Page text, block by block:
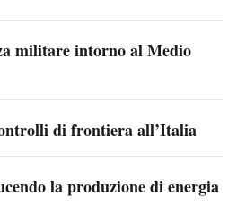
militare intorno al Medio
di frontiera all’Italia
la produzione di energia